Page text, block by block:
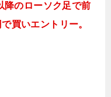
降のローソク足で前
買いエントリー。